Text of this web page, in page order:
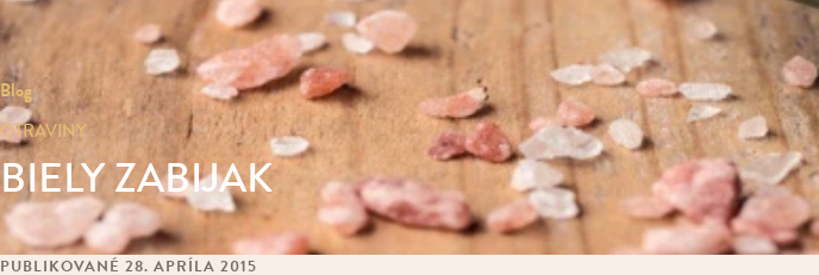
Blog
OTRAVINY
BIELY ZABIJAK
PUBLIKOVANÉ 28. APRÍLA 2015